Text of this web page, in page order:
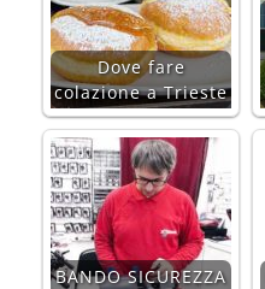
Dove fare
colazione a Trieste
BANDO SICUREZZA